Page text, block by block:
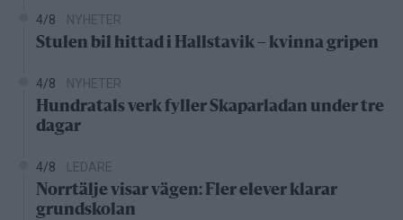
4/8 NYHETER
Stulen bil hittad i Hallstavik – kvinna gripen
4/8 NYHETER
Hundratals verk fyller Skaparladan under tre
dagar
4/8 LEDARE
Norrtälje visar vägen: Fler elever klarar
grundskolan